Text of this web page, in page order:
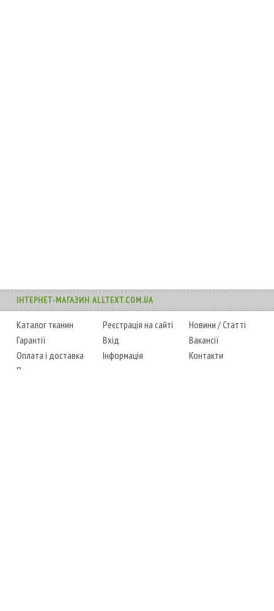
ІНТЕРНЕТ-МАГАЗИН ALLTEXT.COM.UA
Каталог тканин
Гарантії
Оплата і доставка
Повернення товару
Реєстрація на сайті
Вхід
Інформація
Новини /Статті
Вакансії
Контакти